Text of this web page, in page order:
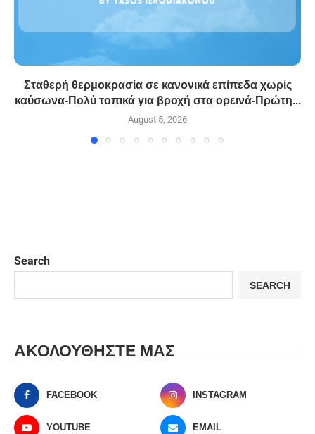
Σταθερή θερμοκρασία σε κανονικά επίπεδα χωρίς
καύσωνα-Πολύ τοπικά για βροχή στα ορεινά-Πρώτη...
August 5, 2026
Search
SEARCH
ΑΚΟΛΟΥΘΗΣΤΕ ΜΑΣ
FACEBOOK INSTAGRAM
YOUTUBE EMAIL